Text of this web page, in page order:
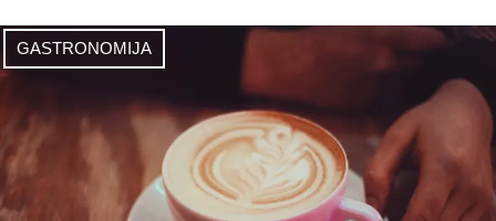
GASTRONOMIJA